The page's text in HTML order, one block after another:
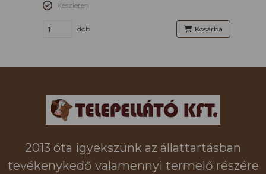
Készleten
dob Kosárba
2013 óta igyekszünk az állattartásban
tevékenykedő valamennyi termelő részére